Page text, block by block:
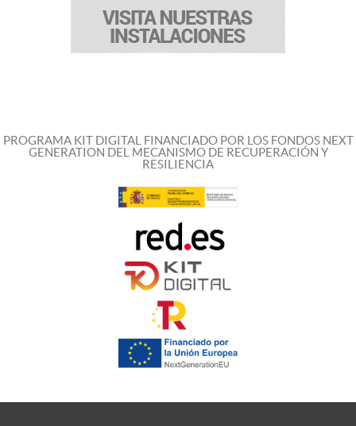
PROGRAMA KIT DIGITAL FINANCIADO POR LOS FONDOS NEXT
GENERATION DEL MECANISMO DE RECUPERACIÓN Y
RESILIENCIA